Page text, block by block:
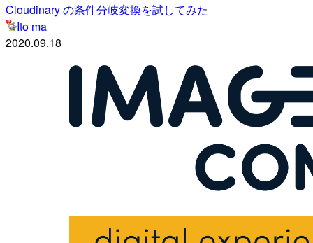
Cloudinary の条件分岐変換を試してみた
Ito ma
2020.09.18